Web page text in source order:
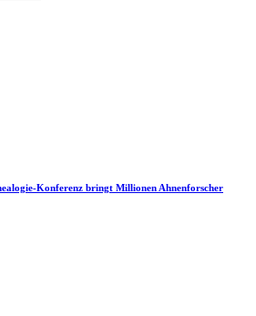
Konferenz bringt Millionen Ahnenforscher